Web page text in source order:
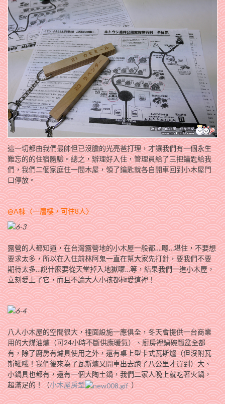
這一切都由我們最帥但已沒膽的光亮爸打理，才讓我們有一個永生
難忘的的住宿體驗。總之，辦理好入住，管理員給了三把鑰匙給我
們，我們二個家庭住一間木屋，領了鑰匙就各自開車回到小木屋門
口停放。
@A棟〈一層樓，可住8人〉
露營的人都知道，在台灣露營地的小木屋一般都….嗯…堪住，不要想
要求太多，所以在入住前林阿鬼一直在幫大家先打針，要我們不要
期待太多…說什麼要從天堂掉入地獄囉…等，結果我們一進小木屋，
立刻愛上了它，而且不論大人小孩都極愛這裡！
八人小木屋的空間很大，裡面設施一應俱全，冬天會提供一台商業
用的大煤油爐（可24小時不斷供應暖氣）、廚房裡鍋碗瓢盆全都
有，除了廚房有爈具使用之外，還有桌上型卡式瓦斯爐（但沒附瓦
斯罐哦！我們後來為了瓦斯爐又開車出去跑了八公里才買到）大、
小鍋具也都有，還有一個大陶土鍋，我們二家人晚上就吃著火鍋，
超滿足的！（小木屋房型 ）